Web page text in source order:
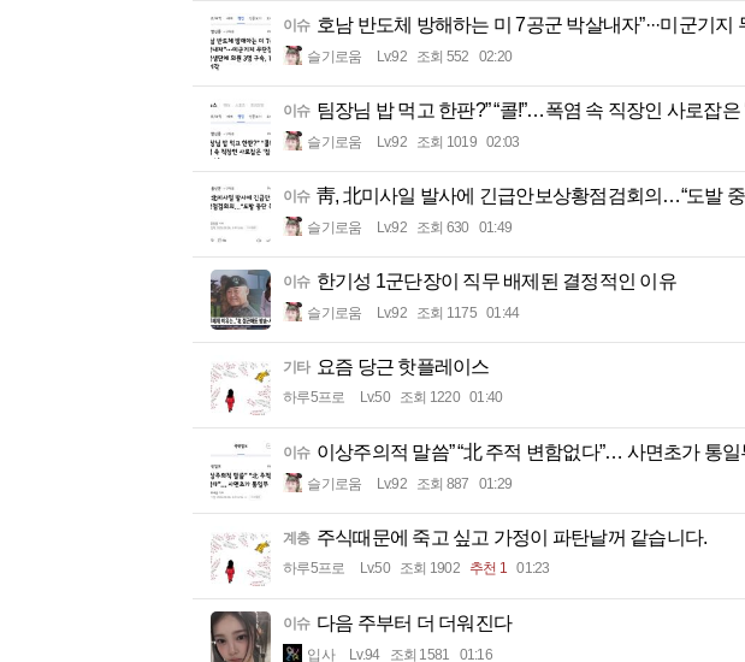
이슈 호남 반도체 방해하는 미 7공군 박살내자”···미군기
슬기로움 Lv.92 조회 552 02:20
이슈 팀장님 밥 먹고 한판?” “콜!”…폭염 속 직장인 사로잡은
슬기로움 Lv.92 조회 1019 02:03
이슈 靑, 北미사일 발사에 긴급안보상황점검회의…“도발 중
슬기로움 Lv.92 조회 630 01:49
이슈 한기성 1군단장이 직무 배제된 결정적인 이유
슬기로움 Lv.92 조회 1175 01:44
기타 요즘 당근 핫플레이스
하루5프로 Lv.50 조회 1220 01:40
이슈 이상주의적 말씀” “北 주적 변함없다”… 사면초가 통일
슬기로움 Lv.92 조회 887 01:29
계층 주식때문에 죽고 싶고 가정이 파탄날꺼 같습니다.
하루5프로 Lv.50 조회 1902 추천 1 01:23
이슈 다음 주부터 더 더워진다
입사 Lv.94 조회 1581 01:16